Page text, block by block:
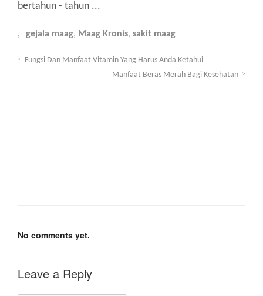
bertahun - tahun ...
gejala maag, Maag Kronis, sakit maag
Fungsi Dan Manfaat Vitamin Yang Harus Anda Ketahui
Manfaat Beras Merah Bagi Kesehatan
No comments yet.
Leave a Reply